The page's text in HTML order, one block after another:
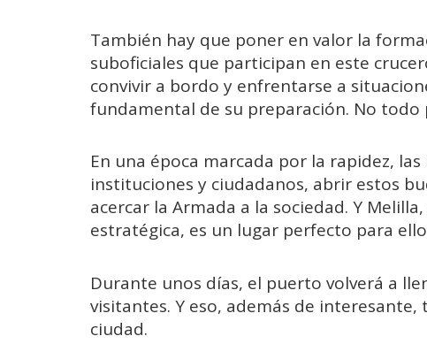
También hay que poner en valor la
suboficiales que participan en este
convivir a bordo y enfrentarse a
fundamental de su preparación. No todo
En una época marcada por la rapidez,
instituciones y ciudadanos, abrir estos
acercar la Armada a la sociedad. Y
estratégica, es un lugar perfecto para
Durante unos días, el puerto volverá a
visitantes. Y eso, además de
ciudad.